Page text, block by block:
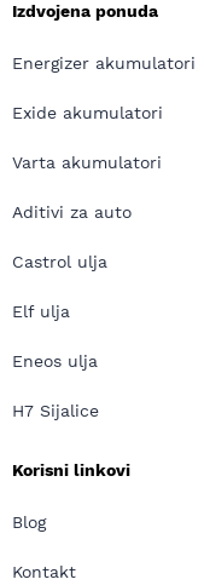
Izdvojena ponuda
Energizer akumulatori
Exide akumulatori
Varta akumulatori
Aditivi za auto
Castrol ulja
Elf ulja
Eneos ulja
H7 Sijalice
Korisni linkovi
Blog
Kontakt